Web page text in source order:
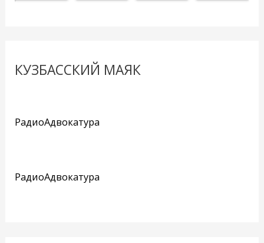
КУЗБАССКИЙ МАЯК
РадиоАдвокатура
РадиоАдвокатура